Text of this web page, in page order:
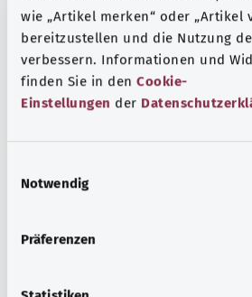
wie „Artikel merken“ oder „Artikel
bereitzustellen und die Nutzung
verbessern. Informationen und
finden Sie in den Cookie-
Einstellungen der
Notwendig
Präferenzen
Krankheiten des Auges reichen
Bindehautreizung bis zu schweren
Mehr erfahren